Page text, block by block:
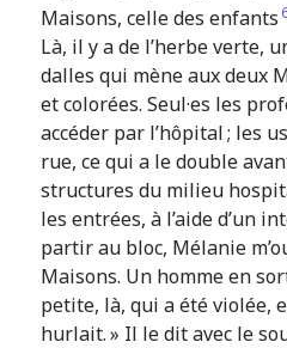
Maisons, celle des enfants
Là, il y a de l’herbe verte,
dalles qui mène aux deux
et colorées. Seul·es les
accéder par l’hôpital ; les
rue, ce qui a le double
structures du milieu
les entrées, à l’aide d’un
partir au bloc, Mélanie
Maisons. Un homme en
petite, là, qui a été violée,
hurlait. » Il le dit avec le